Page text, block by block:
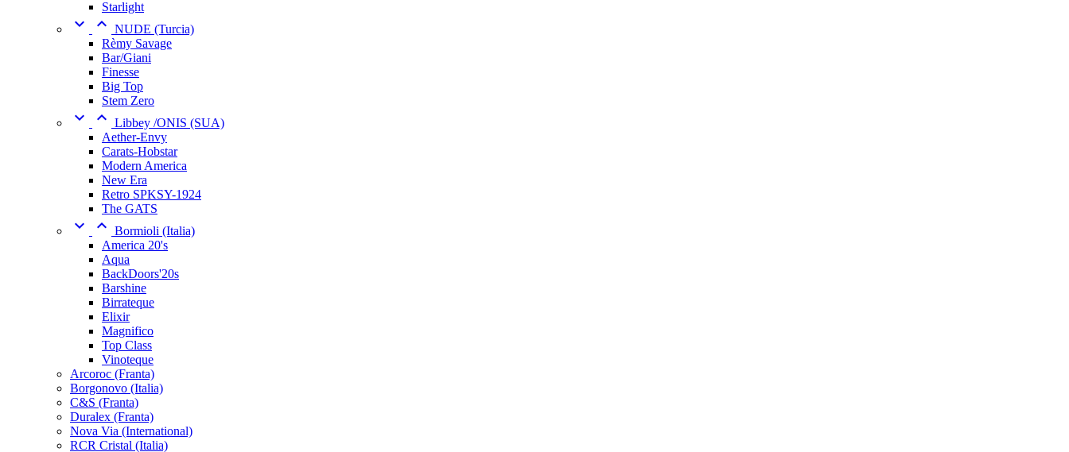
Starlight
  NUDE (Turcia)
Rèmy Savage
Bar/Giani
Finesse
Big Top
Stem Zero
  Libbey /ONIS (SUA)
Aether-Envy
Carats-Hobstar
Modern America
New Era
Retro SPKSY-1924
The GATS
  Bormioli (Italia)
America 20's
Aqua
BackDoors'20s
Barshine
Birrateque
Elixir
Magnifico
Top Class
Vinoteque
Arcoroc (Franta)
Borgonovo (Italia)
C&S (Franta)
Duralex (Franta)
Nova Via (International)
RCR Cristal (Italia)